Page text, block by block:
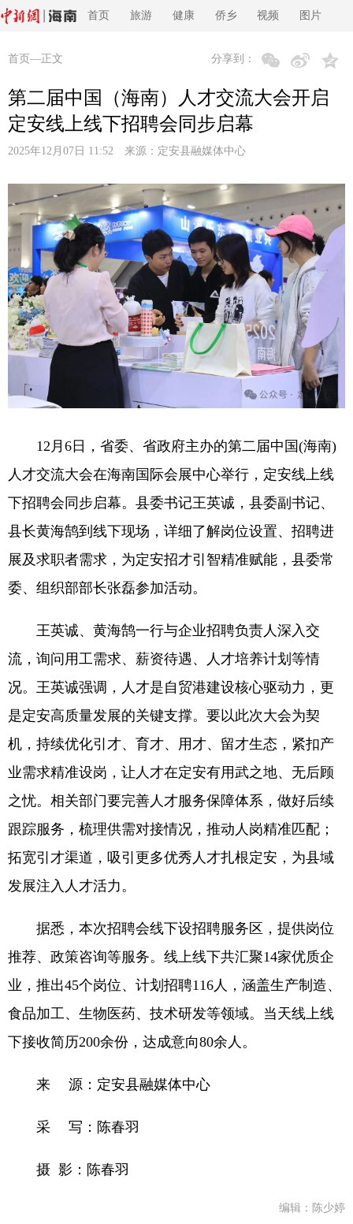
首页 旅游 健康 侨乡 视频 图片
首页 —正文 分享到：
第二届中国（海南）人才交流大会开启
定安线上线下招聘会同步启幕
2025年12月07日 11:52 来源： 定安县融媒体中心
12月6日，省委、省政府主办的第二届中国(海南)
人才交流大会在海南国际会展中心举行，定安线上线
下招聘会同步启幕。县委书记王英诚，县委副书记、
县长黄海鹄到线下现场，详细了解岗位设置、招聘进
展及求职者需求，为定安招才引智精准赋能，县委常
委、组织部部长张磊参加活动。
王英诚、黄海鹄一行与企业招聘负责人深入交
流，询问用工需求、薪资待遇、人才培养计划等情
况。王英诚强调，人才是自贸港建设核心驱动力，更
是定安高质量发展的关键支撑。要以此次大会为契
机，持续优化引才、育才、用才、留才生态，紧扣产
业需求精准设岗，让人才在定安有用武之地、无后顾
之忧。相关部门要完善人才服务保障体系，做好后续
跟踪服务，梳理供需对接情况，推动人岗精准匹配；
拓宽引才渠道，吸引更多优秀人才扎根定安，为县域
发展注入人才活力。
据悉，本次招聘会线下设招聘服务区，提供岗位
推荐、政策咨询等服务。线上线下共汇聚14家优质企
业，推出45个岗位、计划招聘116人，涵盖生产制造、
食品加工、生物医药、技术研发等领域。当天线上线
下接收简历200余份，达成意向80余人。
来 源：定安县融媒体中心
采 写：陈春羽
摄 影：陈春羽
编辑：陈少婷